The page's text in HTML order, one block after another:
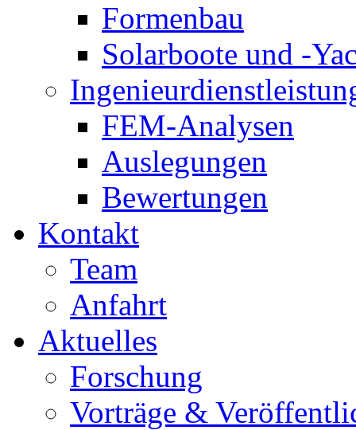
Formenbau
Solarboote und -
FEM-Analysen
Auslegungen
Bewertungen
Kontakt
Team
Anfahrt
Aktuelles
Forschung
Vorträge &